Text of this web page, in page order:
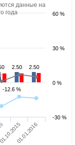
данные на
года
2.50
2.50 2.50
2.50
-12.6 %
-12.6 %
01.01.2016
-30 %
0 %
30 %
60 %